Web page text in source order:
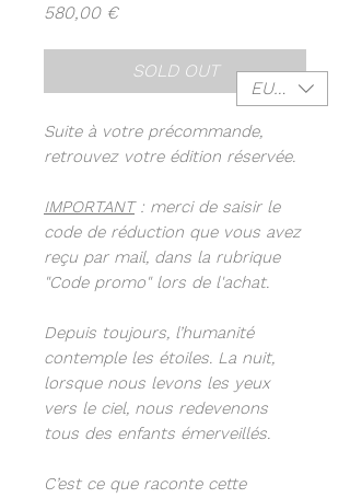
580,00 €Prix
SOLD OUT
Suite à votre précommande,
retrouvez votre édition réservée.
IMPORTANT: merci de saisir le
code de réduction que vous avez
reçu par mail, dans la rubrique
"Code promo" lors de l'achat.
Depuis toujours, l’humanité
contemple les étoiles. La nuit,
lorsque nous levons les yeux
vers le ciel, nous redevenons
tous des enfants émerveillés.
C’est ce que raconte cette
EUR (€)